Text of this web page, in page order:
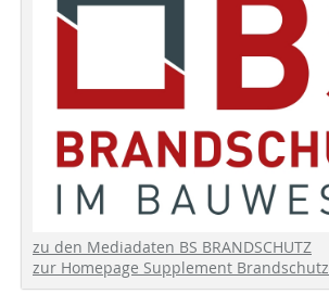
zu den Mediadaten BS BRANDSCHUTZ
zur Homepage Supplement Brandschutz